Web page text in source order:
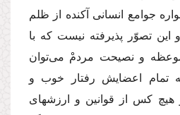
جوامع انسانى آكنده از ظلم
این تصوّر پذیرفته نیست كه با
موعظه و نصیحت مردمْ مى‌توان
تمام اعضایش رفتار خوب و
هیچ كس از قوانین و ارزشهاى